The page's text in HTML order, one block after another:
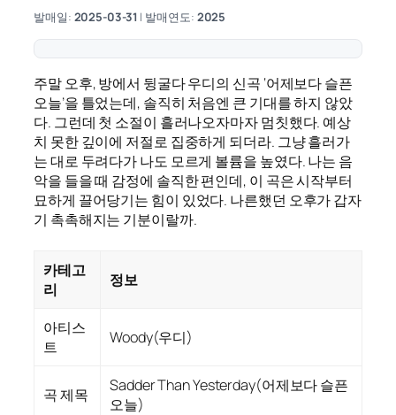
발매일: 2025-03-31 | 발매연도: 2025
주말 오후, 방에서 뒹굴다 우디의 신곡 ‘어제보다 슬픈
오늘’을 틀었는데, 솔직히 처음엔 큰 기대를 하지 않았
다. 그런데 첫 소절이 흘러나오자마자 멈칫했다. 예상
치 못한 깊이에 저절로 집중하게 되더라. 그냥 흘러가
는 대로 두려다가 나도 모르게 볼륨을 높였다. 나는 음
악을 들을 때 감정에 솔직한 편인데, 이 곡은 시작부터
묘하게 끌어당기는 힘이 있었다. 나른했던 오후가 갑자
기 촉촉해지는 기분이랄까.
카테고
리
정보
아티스
트
Woody(우디)
곡 제목
Sadder Than Yesterday(어제보다 슬픈
오늘)